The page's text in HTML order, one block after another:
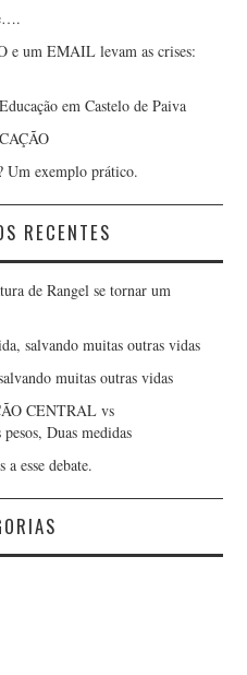
e um EMAIL levam as crises:
em Castelo de Paiva
Um exemplo prático.
RECENTES
de Rangel se tornar um
salvando muitas outras vidas
muitas outras vidas
CENTRAL vs
Duas medidas
esse debate.